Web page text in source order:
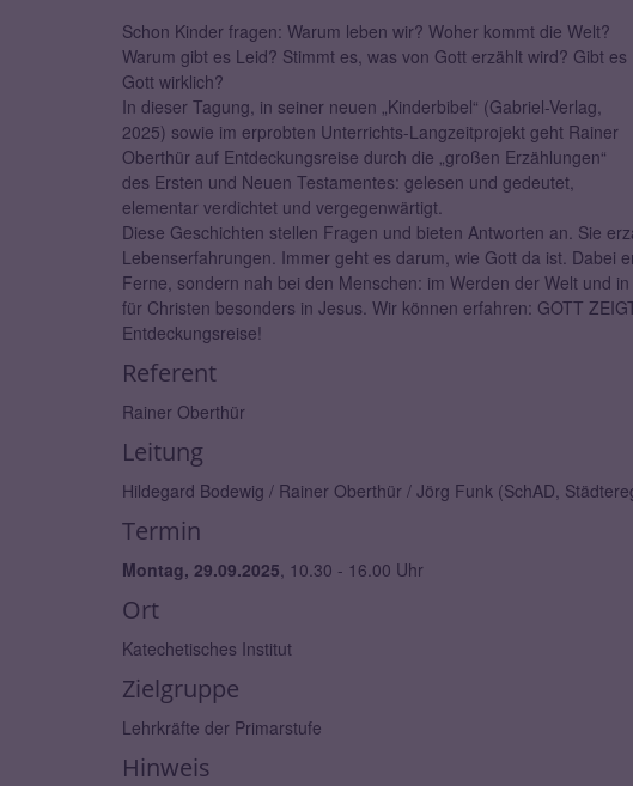
Schon Kinder fragen: Warum leben wir? Woher kommt die Welt?
Warum gibt es Leid? Stimmt es, was von Gott erzählt wird? Gibt es
Gott wirklich?
In dieser Tagung, in seiner neuen „Kinderbibel“ (Gabriel-Verlag,
2025) sowie im erprobten Unterrichts-Langzeitprojekt geht Rainer
Oberthür auf Entdeckungsreise durch die „großen Erzählungen“
des Ersten und Neuen Testamentes: gelesen und gedeutet,
elementar verdichtet und vergegenwärtigt.
Diese Geschichten stellen Fragen und bieten Antworten an. Sie
Lebenserfahrungen. Immer geht es darum, wie Gott da ist. Dabei
Ferne, sondern nah bei den Menschen: im Werden der Welt und
für Christen besonders in Jesus. Wir können erfahren: GOTT
Entdeckungsreise!
Referent
Rainer Oberthür
Leitung
Hildegard Bodewig / Rainer Oberthür / Jörg Funk (SchAD,
Termin
Montag, 29.09.2025, 10.30 - 16.00 Uhr
Ort
Katechetisches Institut
Zielgruppe
Lehrkräfte der Primarstufe
Hinweis